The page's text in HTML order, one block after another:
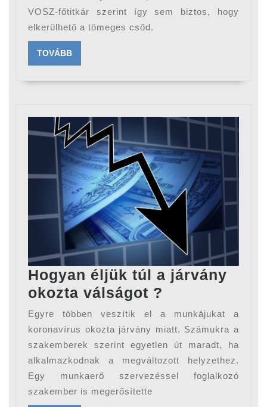
VOSZ-főtitkár szerint így sem biztos, hogy
elkerülhető a tömeges csőd.
TOVÁBBTOVÁBB
Hogyan éljük túl a járvány
okozta válságot ?
éljük
túl
a
járvány
okozta
Egyre többen veszítik el a munkájukat a
koronavírus okozta járvány miatt. Számukra a
szakemberek szerint egyetlen út maradt, ha
alkalmazkodnak a megváltozott helyzethez.
Egy munkaerő szervezéssel foglalkozó
szakember is megerősítette